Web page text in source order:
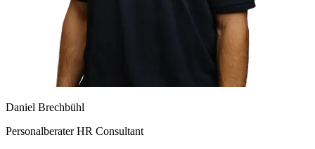
Daniel Brechbühl
Personalberater HR Consultant